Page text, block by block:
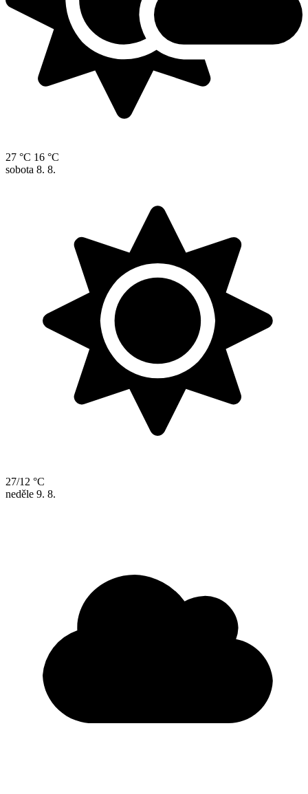
27 °C 16 °C
sobota 8. 8.
27/12 °C
neděle 9. 8.